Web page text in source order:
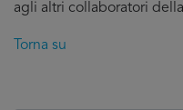
agli altri collaboratori
Torna su